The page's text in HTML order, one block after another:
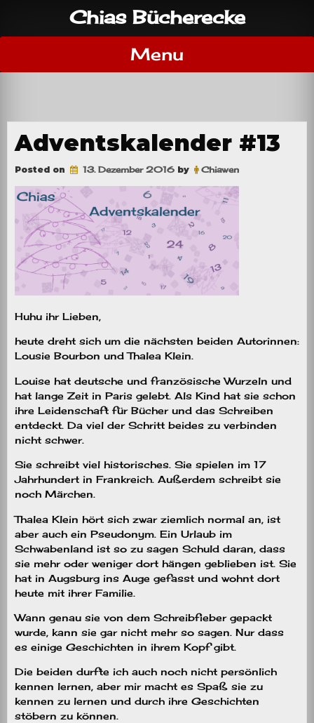
content
Chias Bücherecke
Menu
Adventskalender #13
Posted on 13. Dezember 2016 by Chiawen
Huhu ihr Lieben,
heute dreht sich um die nächsten beiden Autorinnen:
Lousie Bourbon und Thalea Klein.
Louise hat deutsche und französische Wurzeln und
hat lange Zeit in Paris gelebt. Als Kind hat sie schon
ihre Leidenschaft für Bücher und das Schreiben
entdeckt. Da viel der Schritt beides zu verbinden
nicht schwer.
Sie schreibt viel historisches. Sie spielen im 17
Jahrhundert in Frankreich. Außerdem schreibt sie
noch Märchen.
Thalea Klein hört sich zwar ziemlich normal an, ist
aber auch ein Pseudonym. Ein Urlaub im
Schwabenland ist so zu sagen Schuld daran, dass
sie mehr oder weniger dort hängen geblieben ist. Sie
hat in Augsburg ins Auge gefasst und wohnt dort
heute mit ihrer Familie.
Wann genau sie von dem Schreibfieber gepackt
wurde, kann sie gar nicht mehr so sagen. Nur dass
es einige Geschichten in ihrem Kopf gibt.
Die beiden durfte ich auch noch nicht persönlich
kennen lernen, aber mir macht es Spaß sie zu
kennen zu lernen und durch ihre Geschichten
stöbern zu können.